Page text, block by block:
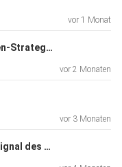
vor 1 Monat
Expansion mit der „Schnecken-Strategie“
vor 2 Monaten
vor 3 Monaten
Datengold, KI und das Warnsignal des DAT-Reports